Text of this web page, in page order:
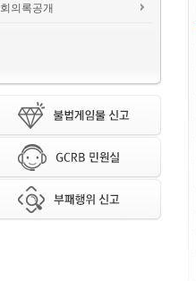
회의록공개